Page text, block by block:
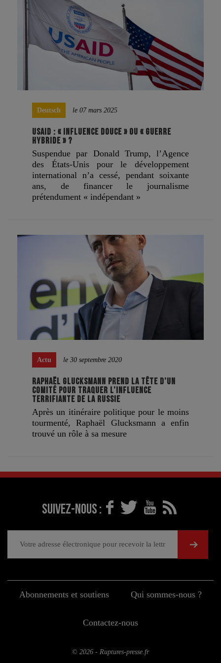
Deutsch le 07 mars 2025
USAID : « INFLUENCE DOUCE » OU « GUERRE
HYBRIDE » ?
Suspendue par Donald Trump, l’Agence
des États-Unis pour le développement
international n’a cessé, pendant soixante
ans, de financer le journalisme
prétendument « indépendant »
Actu le 30 septembre 2020
RAPHAËL GLUCKSMANN PREND LA TÊTE D’UN
COMITÉ POUR TRAQUER L’INFLUENCE
TERRIFIANTE DE LA RUSSIE
Après un itinéraire politique pour le moins
tourmenté, Raphaël Glucksmann a enfin
trouvé un rôle à sa mesure
Suivez-nous :
Abonnements et soutiens Qui sommes-nous ?
Contactez-nous
© 2026 - Ruptures-presse.fr